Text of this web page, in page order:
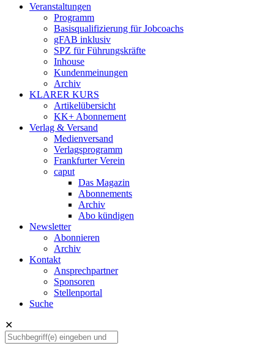
Veranstaltungen
Programm
Basisqualifizierung für Jobcoachs
gFAB inklusiv
SPZ für Führungskräfte
Inhouse
Kundenmeinungen
Archiv
KLARER KURS
Artikelübersicht
KK+ Abonnement
Verlag & Versand
Medienversand
Verlagsprogramm
Frankfurter Verein
caput
Das Magazin
Abonnements
Archiv
Abo kündigen
Newsletter
Abonnieren
Archiv
Kontakt
Ansprechpartner
Sponsoren
Stellenportal
Suche
✕